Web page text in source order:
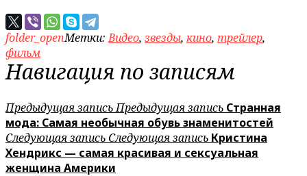
folder_openМетки:Видео, звезды, кино, трейлер,
фильм
Навигация по записям
Предыдущая записьПредыдущая запись Странная
мода: Самая необычная обувь знаменитостей
Следующая запись Следующая запись Кристина
Хендрикс — самая красивая и сексуальная
женщина Америки